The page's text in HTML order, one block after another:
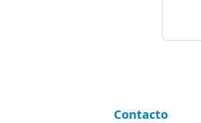
Contacto